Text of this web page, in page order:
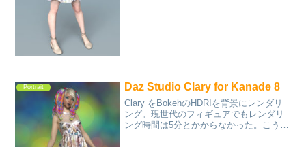
Portrait Daz Studio Clary for Kanade 8
Clary をBokehのHDRIを背景にレンダリ
ング。現世代のフィギュアでもレンダリ
ング時間は5分とかからなかった。こうい